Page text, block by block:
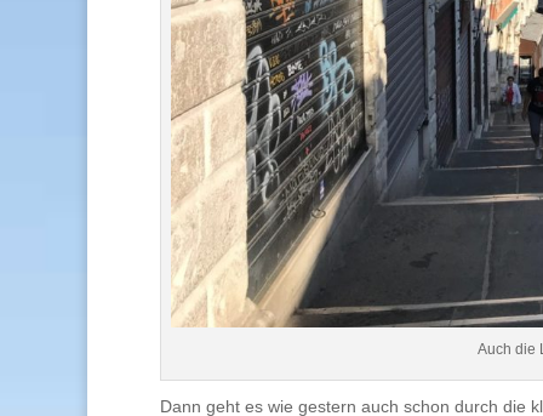
Auch die
Dann geht es wie gestern auch schon durch die